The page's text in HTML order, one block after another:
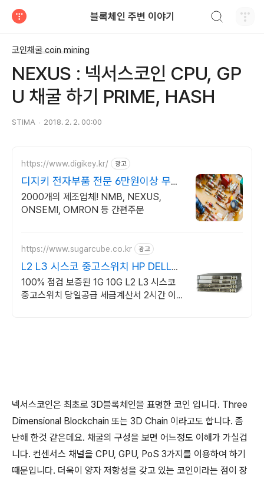
블록체인 주변 이야기
코인채굴 coin mining
NEXUS : 넥서스코인 CPU, GP
U 채굴 하기 PRIME, HASH
STIMA 2018. 2. 2. 00:00
https://www.digikey.kr/ 광고
디지키 전자부품 전문 6만원이상 무료
배송,당일발송
2000개의 제조업체! NMB, NEXUS,
ONSEMI, OMRON 등 간편주문
https://www.sugarcube.co.kr 광고
L2 L3 시스코 중고스위치 HP DELL
CISCO
100% 점검 보증된 1G 10G L2 L3 시스코
중고스위치 당일공급 세금계산서 2시간 이
넥서스코인은 최초로 3D블록체인을 표명한 코인 입니다. Three
Dimensional Blockchain 또는 3D Chain 이라고도 합니다. 좀
난해 한것 같은데요. 채굴의 구성을 보면 어느정도 이해가 가실겁
니다. 컨센서스 채널을 CPU, GPU, PoS 3가지를 이용하여 하기
때문입니다. 더욱이 양자 저항성을 갖고 있는 코인이라는 점이 장